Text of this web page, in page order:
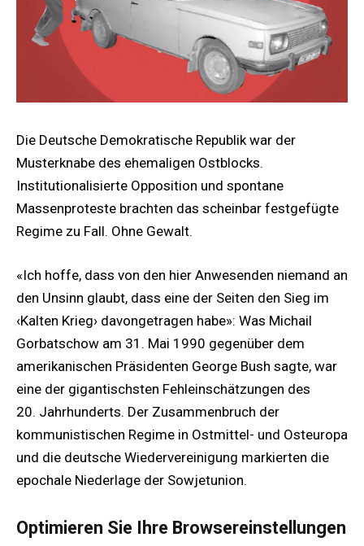
Die Deutsche Demokratische Republik war der
Musterknabe des ehemaligen Ostblocks.
Institutionalisierte Opposition und spontane
Massenproteste brachten das scheinbar festgefügte
Regime zu Fall. Ohne Gewalt.
«Ich hoffe, dass von den hier Anwesenden niemand an
den Unsinn glaubt, dass eine der Seiten den Sieg im
‹Kalten Krieg› davongetragen habe»: Was Michail
Gorbatschow am 31. Mai 1990 gegenüber dem
amerikanischen Präsidenten George Bush sagte, war
eine der gigantischsten Fehleinschätzungen des
20. Jahrhunderts. Der Zusammenbruch der
kommunistischen Regime in Ostmittel- und Osteuropa
und die deutsche Wiedervereinigung markierten die
epochale Niederlage der Sowjetunion.
Optimieren Sie Ihre Browsereinstellungen